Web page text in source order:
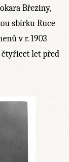
Březiny,
sbírku Ruce
v r. 1903
čtyřicet let před